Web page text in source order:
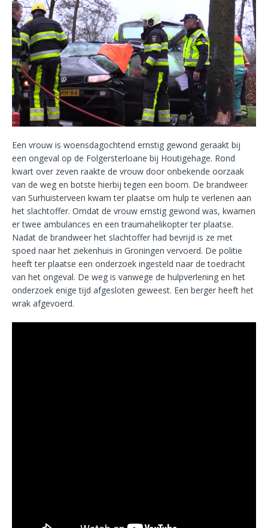
Een vrouw is woensdagochtend ernstig gewond geraakt bij
een ongeval op de Folgersterloane bij Houtigehage. Rond
kwart over zeven raakte de vrouw door onbekende oorzaak
van de weg en botste hierbij tegen een boom. De brandweer
van Surhuisterveen kwam ter plaatse om hulp te verlenen aan
het slachtoffer. Omdat de vrouw ernstig gewond was, kwamen
er twee ambulances en een traumahelikopter ter plaatse.
Nadat de brandweer het slachtoffer had bevrijd is ze met
spoed naar het ziekenhuis in Groningen vervoerd. De politie
heeft ter plaatse een onderzoek ingesteld naar de toedracht
van het ongeval. De weg is vanwege de hulpverlening en het
onderzoek enige tijd afgesloten geweest. Een berger heeft het
wrak afgevoerd.